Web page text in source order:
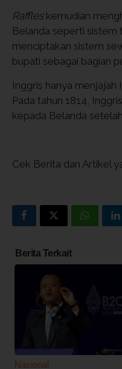
Raffleskemudian
Belanda seperti sistem
menciptakan sistem
bupati sebagai bagian
Inggris hanya menjajah
Pada tahun 1814,
kepada Belanda
Cek Berita dan Artikel
Berita Terkait
Nasional